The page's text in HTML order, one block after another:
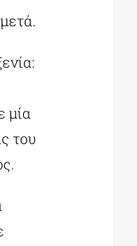
μία
του